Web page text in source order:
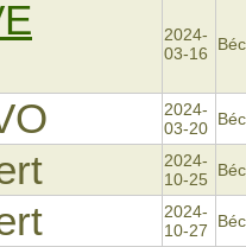
2024-
03-16
2024-
03-20
2024-
10-25
2024-
10-27